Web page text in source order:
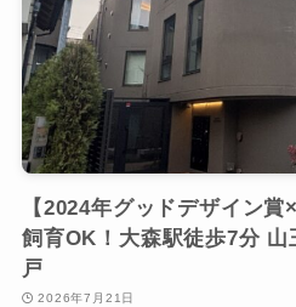
【2024年グッドデザイン
飼育OK！大森駅徒歩7分
戸
2026年7月21日